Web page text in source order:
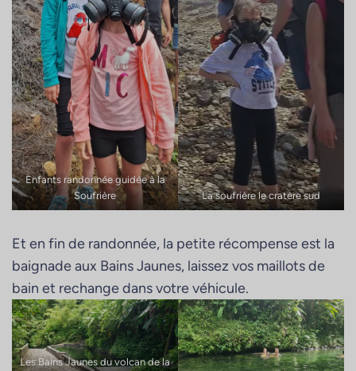
Enfants randonnée guidée à la
Soufrière
La soufrière le cratère sud
Et en fin de randonnée, la petite récompense est la
baignade aux Bains Jaunes, laissez vos maillots de
bain et rechange dans votre véhicule.
Les Bains Jaunes du volcan de la